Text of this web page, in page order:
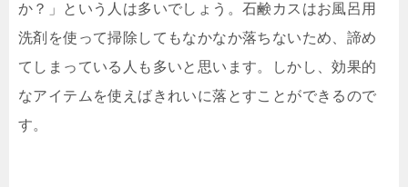
か？」という人は多いでしょう。石鹸カスはお風呂用
洗剤を使って掃除してもなかなか落ちないため、諦め
てしまっている人も多いと思います。しかし、効果的
なアイテムを使えばきれいに落とすことができるので
す。